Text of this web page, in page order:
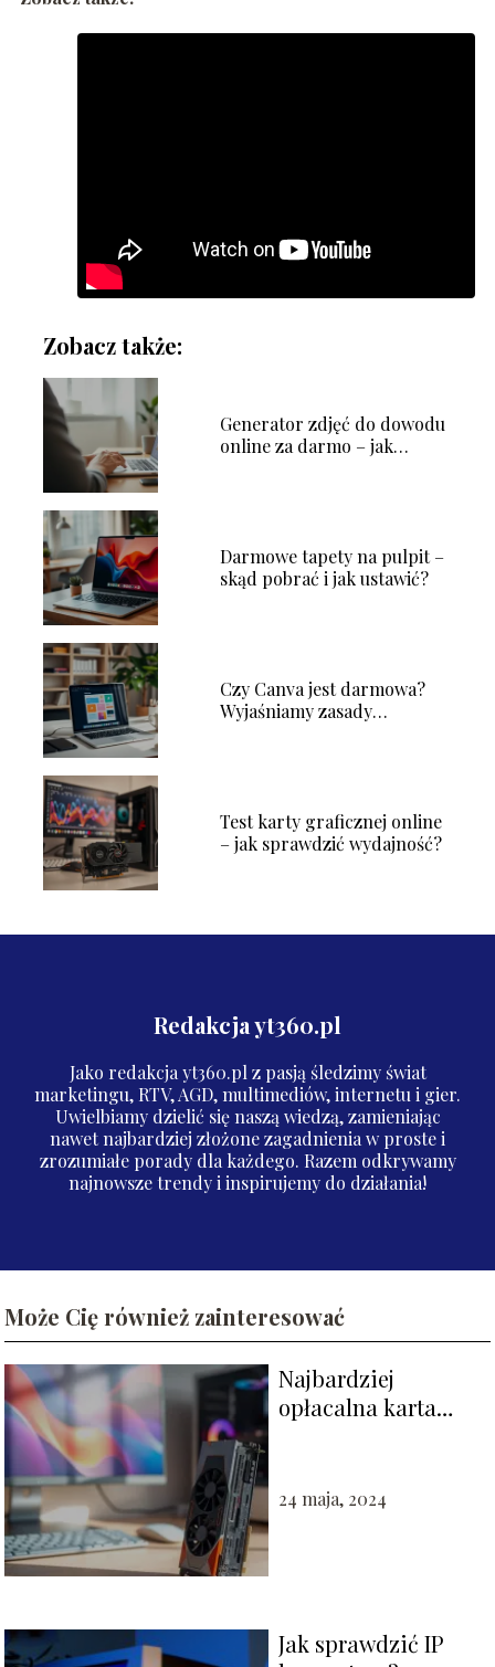
Zobacz także:
Generator zdjęć do dowodu
online za darmo – jak
Darmowe tapety na pulpit –
skąd pobrać i jak ustawić?
Czy Canva jest darmowa?
Wyjaśniamy zasady
Test karty graficznej online
– jak sprawdzić wydajność?
Redakcja yt360.pl
Jako redakcja yt360.pl z pasją śledzimy świat
marketingu, RTV, AGD, multimediów, internetu i gier.
Uwielbiamy dzielić się naszą wiedzą, zamieniając
nawet najbardziej złożone zagadnienia w proste i
zrozumiałe porady dla każdego. Razem odkrywamy
najnowsze trendy i inspirujemy do działania!
Może Cię również zainteresować
Najbardziej
opłacalna karta
24 maja, 2024
Jak sprawdzić IP